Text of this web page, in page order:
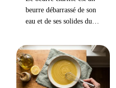
beurre débarrassé de son
eau et de ses solides du
matière grasse dorée pure
avec un point de fumée
de 230°C, utilisé pour les
sauces, les sautés et la